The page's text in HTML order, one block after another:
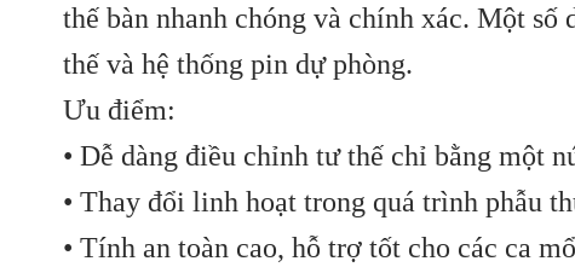
thế bàn nhanh chóng và chính xác. Một
thế và hệ thống pin dự phòng.
Ưu điểm:
• Dễ dàng điều chỉnh tư thế chỉ bằng một
• Thay đổi linh hoạt trong quá trình phẫu
• Tính an toàn cao, hỗ trợ tốt cho các ca